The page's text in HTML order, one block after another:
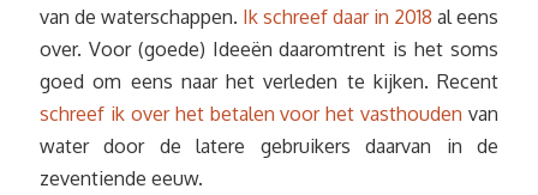
van de waterschappen. Ik schreef daar in 2018 al eens
over. Voor (goede) Ideeën daaromtrent is het soms
goed om eens naar het verleden te kijken. Recent
schreef ik over het betalen voor het vasthouden van
water door de latere gebruikers daarvan in de
zeventiende eeuw.